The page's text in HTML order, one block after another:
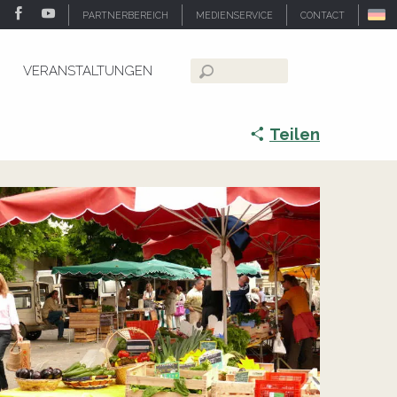
PARTNERBEREICH MEDIENSERVICE CONTACT
VERANSTALTUNGEN
Suche
Teilen